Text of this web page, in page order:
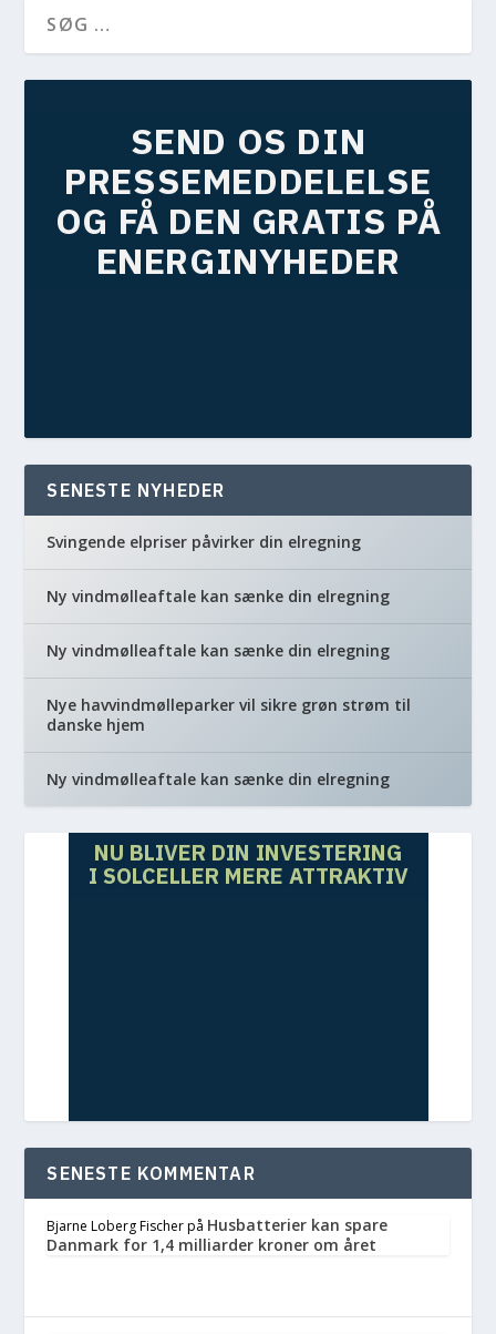
SEND OS DIN
PRESSEMEDDELELSE
OG FÅ DEN GRATIS PÅ
ENERGINYHEDER
SENESTE NYHEDER
Svingende elpriser påvirker din elregning
Ny vindmølleaftale kan sænke din elregning
Ny vindmølleaftale kan sænke din elregning
Nye havvindmølleparker vil sikre grøn strøm til
danske hjem
Ny vindmølleaftale kan sænke din elregning
NU BLIVER DIN INVESTERING
I SOLCELLER MERE ATTRAKTIV
SENESTE KOMMENTAR
Bjarne Loberg Fischerpå Husbatterier kan spare
Danmark for 1,4 milliarder kroner om året